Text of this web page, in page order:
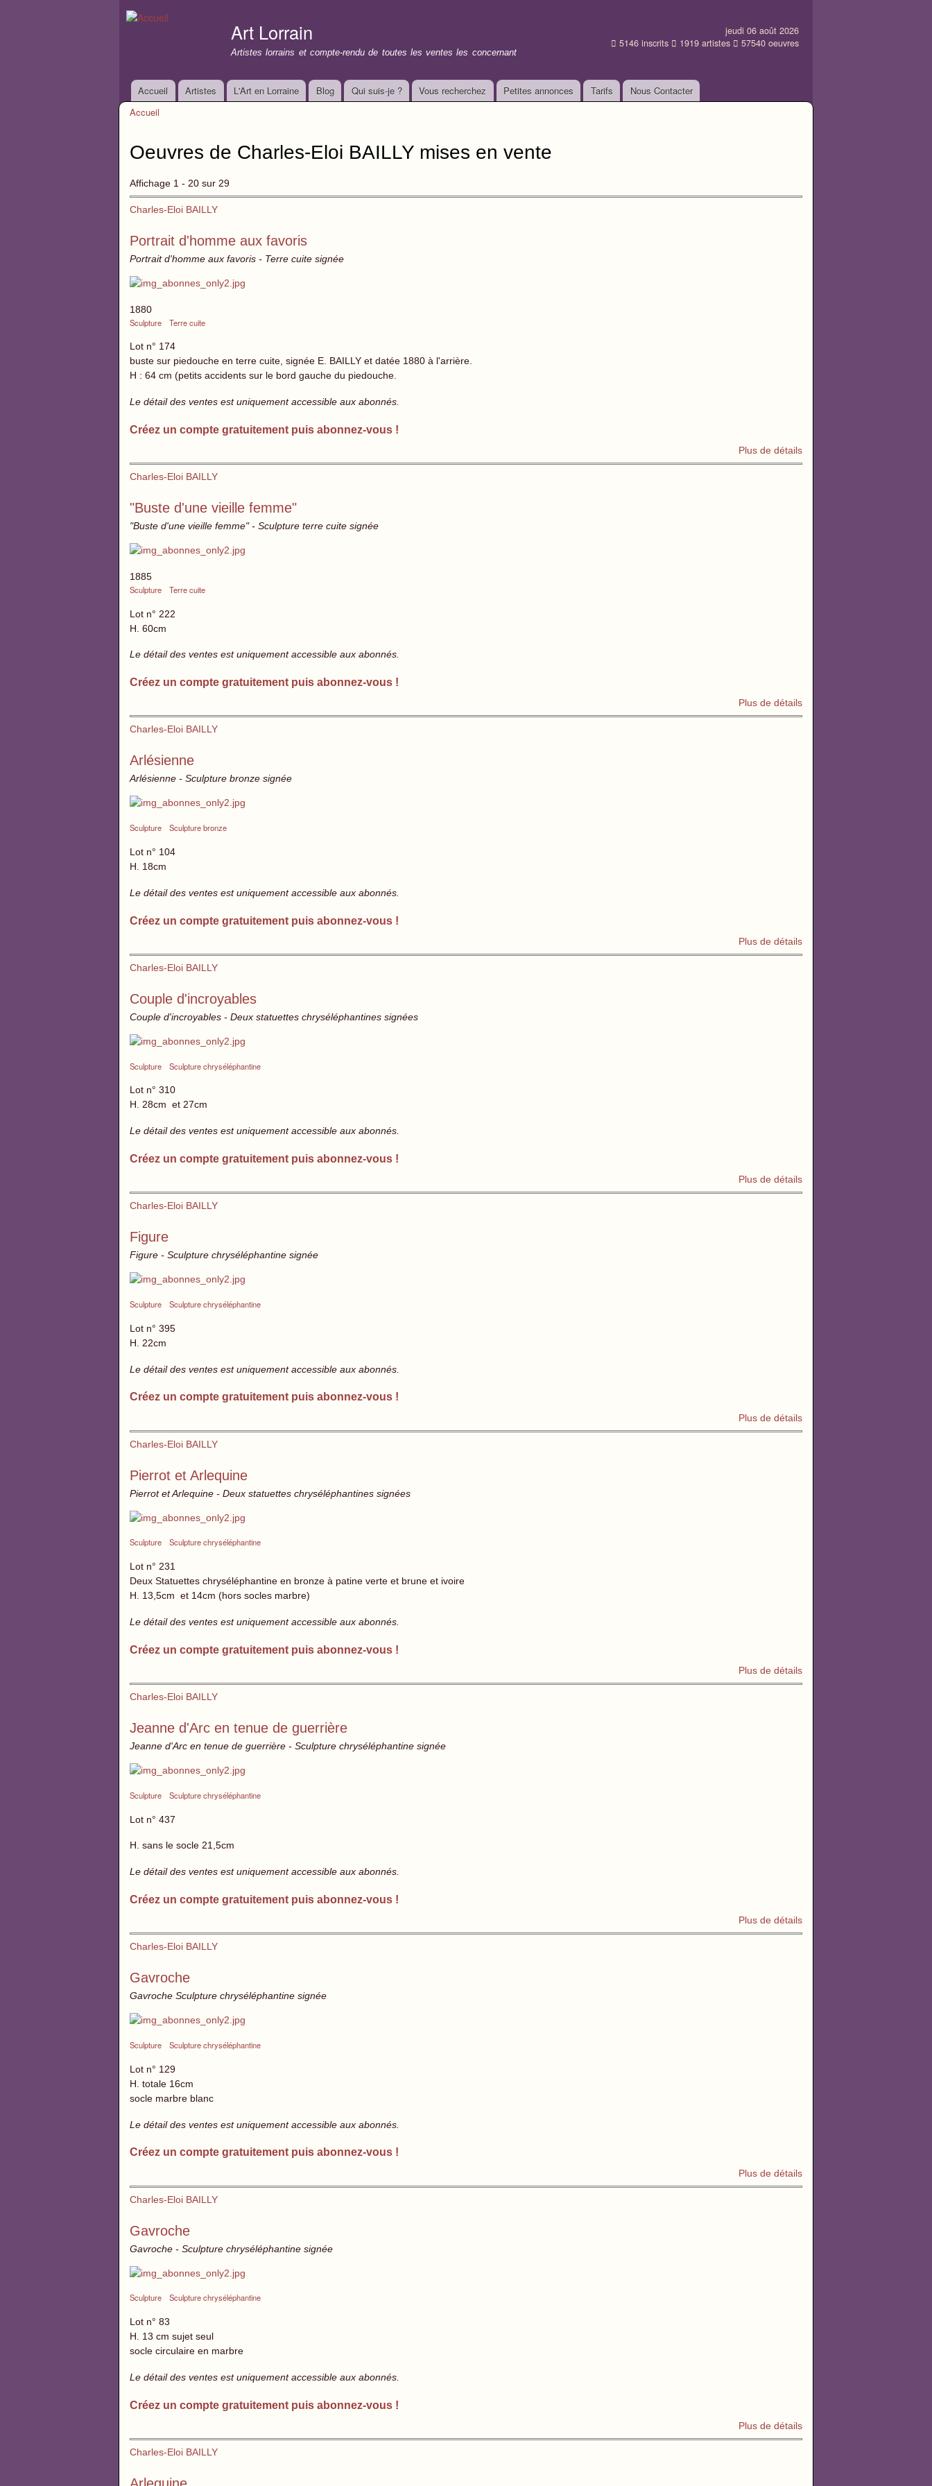
Art Lorrain
Artistes lorrains et compte-rendu de toutes les ventes les concernant
jeudi 06 août 2026
5146 inscrits 1919 artistes 57540 oeuvres
Menu principal
Accueil Artistes L'Art en Lorraine Blog Qui suis-je ? Vous recherchez Petites annonces Tarifs Nous Contacter
Accueil
Oeuvres de Charles-Eloi BAILLY mises en vente
Affichage 1 - 20 sur 29
Charles-Eloi BAILLY
Portrait d'homme aux favoris
Portrait d'homme aux favoris - Terre cuite signée
1880
Sculpture
Terre cuite
Lot n° 174
buste sur piedouche en terre cuite, signée E. BAILLY et datée 1880 à l'arrière.
H : 64 cm (petits accidents sur le bord gauche du piedouche.
Le détail des ventes est uniquement accessible aux abonnés.
Créez un compte gratuitement puis abonnez-vous !
Plus de détails
Charles-Eloi BAILLY
"Buste d'une vieille femme"
"Buste d'une vieille femme" - Sculpture terre cuite signée
1885
Sculpture
Terre cuite
Lot n° 222
H. 60cm
Le détail des ventes est uniquement accessible aux abonnés.
Créez un compte gratuitement puis abonnez-vous !
Plus de détails
Charles-Eloi BAILLY
Arlésienne
Arlésienne - Sculpture bronze signée
Sculpture Sculpture bronze
Lot n° 104
H. 18cm
Le détail des ventes est uniquement accessible aux abonnés.
Créez un compte gratuitement puis abonnez-vous !
Plus de détails
Charles-Eloi BAILLY
Couple d'incroyables
Couple d'incroyables - Deux statuettes chryséléphantines signées
Sculpture Sculpture chryséléphantine
Lot n° 310
H. 28cm et 27cm
Le détail des ventes est uniquement accessible aux abonnés.
Créez un compte gratuitement puis abonnez-vous !
Plus de détails
Charles-Eloi BAILLY
Figure
Figure - Sculpture chryséléphantine signée
Sculpture Sculpture chryséléphantine
Lot n° 395
H. 22cm
Le détail des ventes est uniquement accessible aux abonnés.
Créez un compte gratuitement puis abonnez-vous !
Plus de détails
Charles-Eloi BAILLY
Pierrot et Arlequine
Pierrot et Arlequine - Deux statuettes chryséléphantines signées
Sculpture Sculpture chryséléphantine
Lot n° 231
Deux Statuettes chryséléphantine en bronze à patine verte et brune et ivoire
H. 13,5cm et 14cm (hors socles marbre)
Le détail des ventes est uniquement accessible aux abonnés.
Créez un compte gratuitement puis abonnez-vous !
Plus de détails
Charles-Eloi BAILLY
Jeanne d'Arc en tenue de guerrière
Jeanne d'Arc en tenue de guerrière - Sculpture chryséléphantine signée
Sculpture Sculpture chryséléphantine
Lot n° 437
H. sans le socle 21,5cm
Le détail des ventes est uniquement accessible aux abonnés.
Créez un compte gratuitement puis abonnez-vous !
Plus de détails
Charles-Eloi BAILLY
Gavroche
Gavroche Sculpture chryséléphantine signée
Sculpture Sculpture chryséléphantine
Lot n° 129
H. totale 16cm
socle marbre blanc
Le détail des ventes est uniquement accessible aux abonnés.
Créez un compte gratuitement puis abonnez-vous !
Plus de détails
Charles-Eloi BAILLY
Gavroche
Gavroche - Sculpture chryséléphantine signée
Sculpture Sculpture chryséléphantine
Lot n° 83
H. 13 cm sujet seul
socle circulaire en marbre
Le détail des ventes est uniquement accessible aux abonnés.
Créez un compte gratuitement puis abonnez-vous !
Plus de détails
Charles-Eloi BAILLY